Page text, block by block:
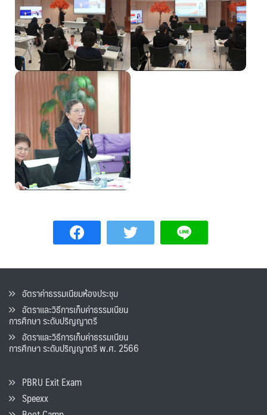
อัตราค่าธรรมเนียมห้องประชุม
อัตราและวิธีการเก็บค่าธรรมเนียน
การศึกษา ระดับปริญญาตรี
อัตราและวิธีการเก็บค่าธรรมเนียน
การศึกษา ระดับปริญญาตรี พ.ศ. 2566
PBRU Exit Exam
Speexx